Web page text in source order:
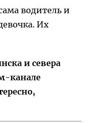
водитель и
Их
и севера
канале